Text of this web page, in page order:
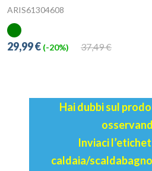
ARIS61304608
37,49 €
29,99 € (-20%)
Hai dubbi sul
Inviaci
caldaia/